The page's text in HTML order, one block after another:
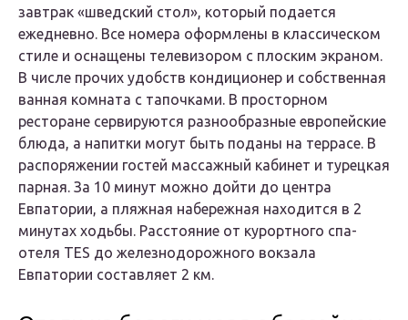
завтрак «шведский стол», который подается
ежедневно. Все номера оформлены в классическом
стиле и оснащены телевизором с плоским экраном.
В числе прочих удобств кондиционер и собственная
ванная комната с тапочками. В просторном
ресторане сервируются разнообразные европейские
блюда, а напитки могут быть поданы на террасе. В
распоряжении гостей массажный кабинет и турецкая
парная. За 10 минут можно дойти до центра
Евпатории, а пляжная набережная находится в 2
минутах ходьбы. Расстояние от курортного спа-
отеля TES до железнодорожного вокзала
Евпатории составляет 2 км.